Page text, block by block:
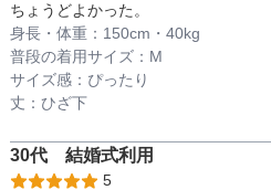
透け感
着丈目安
ちょうどよかった。
身長・体重： 150cm・ 40kg
普段の着用サイズ： M
サイズ感： ぴったり
丈： ひざ下
30代 結婚式利用
5